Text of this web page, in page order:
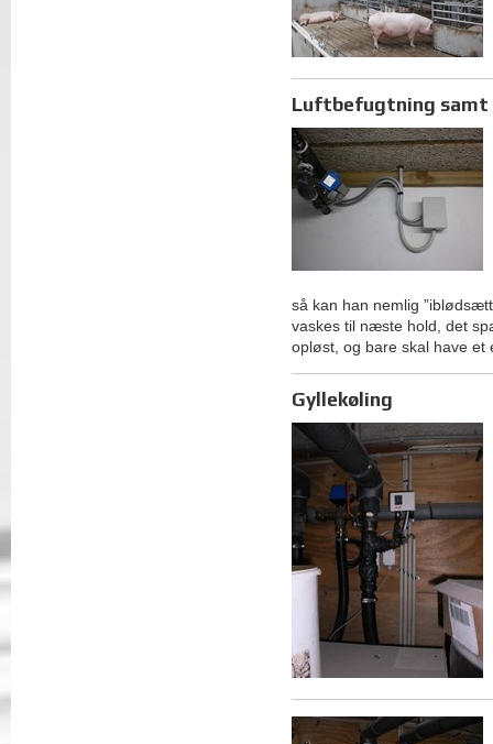
Luftbefugtning samt
så kan han nemlig
vaskes til næste hold, det
opløst, og bare skal have et
Gyllekøling